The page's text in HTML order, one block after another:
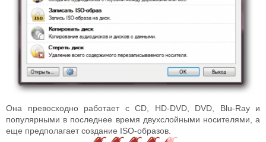
Она превосходно работает с CD, HD-DVD, DVD, Blu-Ray и
популярными в последнее время двухслойными носителями, а
еще предполагает создание ISO-образов.